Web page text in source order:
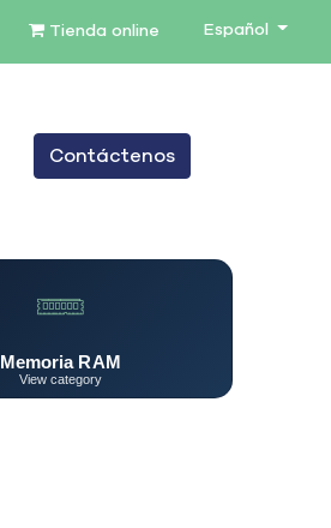
Tienda online Español
BLOG
Contáctenos
Memoria RAM
View category